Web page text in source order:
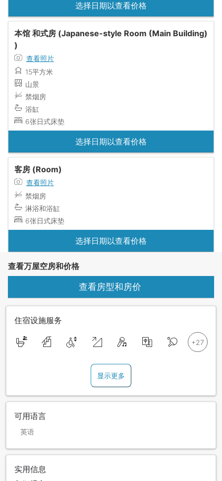
选择日期以查看价格
本馆 和式房 (Japanese-style Room (Main Building)
)
查看照片
15平方米
山景
禁烟房
浴缸
6张日式床垫
选择日期以查看价格
客房 (Room)
查看照片
禁烟房
淋浴和浴缸
6张日式床垫
选择日期以查看价格
查看万屋空房和价格
查看房型和房价
住宿设施服务
显示更多
可用语言
英语
实用信息